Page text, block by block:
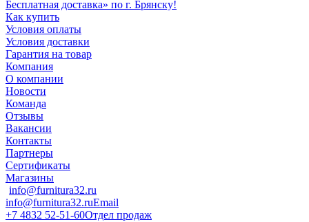
Бесплатная доставка» по г. Брянску!
Как купить
Условия оплаты
Условия доставки
Гарантия на товар
Компания
О компании
Новости
Команда
Отзывы
Вакансии
Контакты
Партнеры
Сертификаты
Магазины
info@furnitura32.ru
info@furnitura32.ruEmail
+7 4832 52-51-60Отдел продаж